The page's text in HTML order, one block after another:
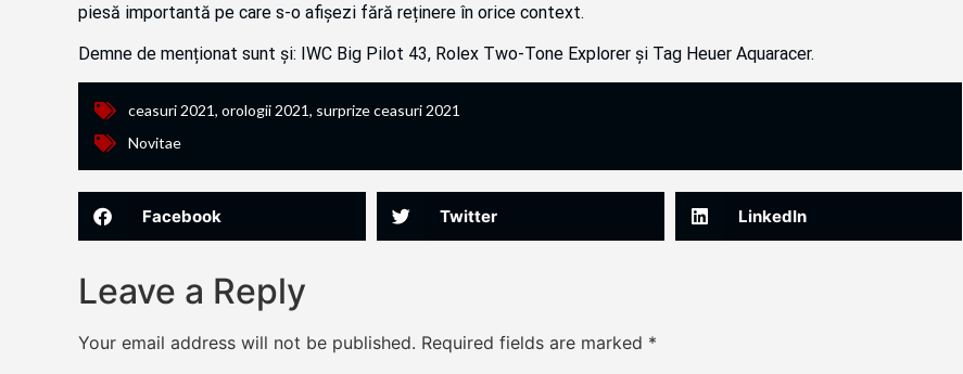
piesă importantă pe care s-o afișezi fără reținere în orice context.
Demne de menționat sunt și: IWC Big Pilot 43, Rolex Two-Tone Explorer și Tag Heuer Aquaracer.
ceasuri 2021, orologii 2021, surprize ceasuri 2021
Novitae
Facebook Twitter LinkedIn
Leave a Reply
Your email address will not be published. Required fields are marked *